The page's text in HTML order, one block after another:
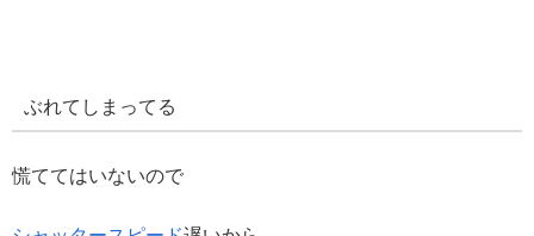
ぶれてしまってる
慌ててはいないので